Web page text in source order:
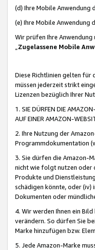
(d) Ihre Mobile Anwendung
(e) Ihre Mobile Anwendung
Wir prüfen Ihre Anwendung
„Zugelassene Mobile
Diese Richtlinien gelten für
müssen jederzeit strikt
Lizenzen bezüglich Ihrer
1. SIE DÜRFEN DIE
AUF EINER AMAZON-
2. Ihre Nutzung der
Programmdokumentation
3. Sie dürfen die Amazon-
nicht wie folgt nutzen oder
Produkte und
schädigen könnte, oder (iv)
Dokumenten oder
4. Wir werden Ihnen ein
verändern. So dürfen Sie
Marke hinzufügen bzw.
5. Jede Amazon-Marke